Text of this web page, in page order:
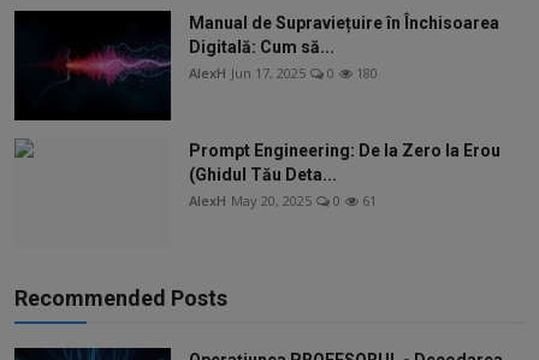
Manual de Supraviețuire în Închisoarea
Digitală: Cum să...
AlexH Jun 17, 2025 0 180
Prompt Engineering: De la Zero la Erou
(Ghidul Tău Deta...
AlexH May 20, 2025 0 61
Recommended Posts